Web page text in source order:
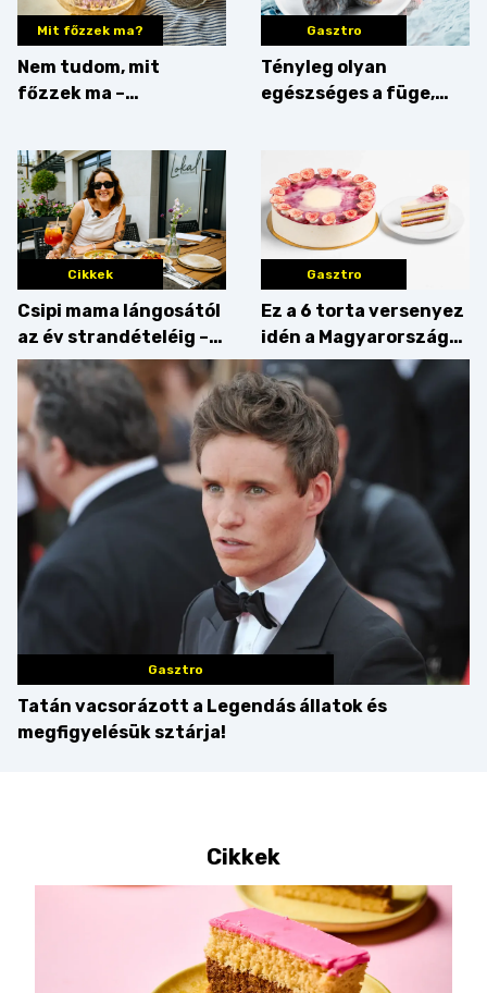
Mit főzzek ma?
Nem tudom, mit
főzzek ma –
Gasztro
Tényleg olyan
egészséges a füge,
Cikkek
Csipi mama lángosától
az év strandételéig –
idén is felzabáltuk a
Balaton déli partját
Gasztro
Ez a 6 torta versenyez
idén a Magyarország
tortája címért
Gasztro
Tatán vacsorázott a Legendás állatok és
megfigyelésük sztárja!
Cikkek